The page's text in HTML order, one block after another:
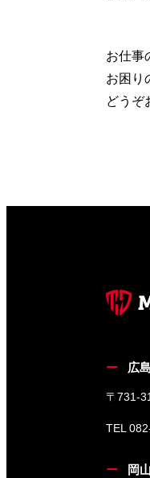
お仕事
お困り
どうぞ
広
〒731-
TEL
岡